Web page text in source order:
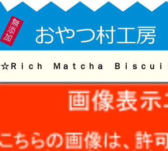
☆Ｒｉｃｈ Ｍａｔｃｈａ Ｂｉｓｃｕｉ